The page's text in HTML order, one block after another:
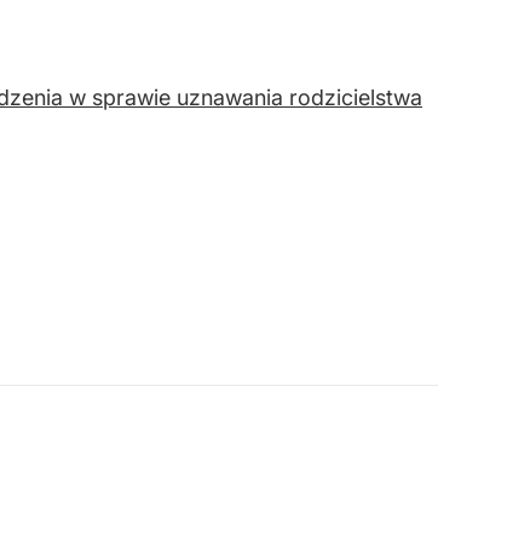
w sprawie uznawania rodzicielstwa